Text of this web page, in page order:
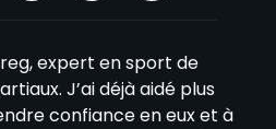
expert en sport de
J’ai déjà aidé plus
confiance en eux et à